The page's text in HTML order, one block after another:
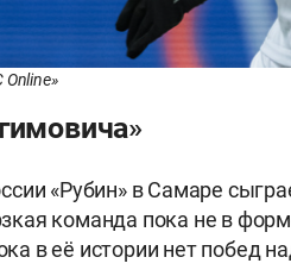
«Рубин» в Самаре
команда пока не в
в её истории нет побед